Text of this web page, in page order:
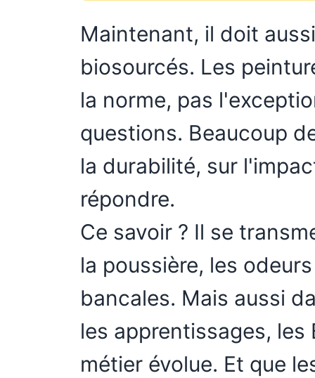
Maintenant, il doit
biosourcés. Les
la norme, pas
questions. Beaucoup
la durabilité, sur
répondre.
Ce savoir ? Il se
la poussière, les
bancales. Mais aussi
les apprentissages, les
métier évolue. Et que